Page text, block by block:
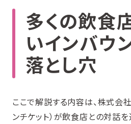
多くの飲食
いインバウ
落とし穴
ここで解説する内容は、株式
ンチケット）が飲食店との対話